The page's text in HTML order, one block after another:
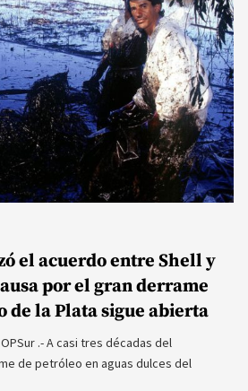
el acuerdo entre Shell y
por el gran derrame
de la Plata sigue abierta
.- A casi tres décadas del
de petróleo en aguas dulces del